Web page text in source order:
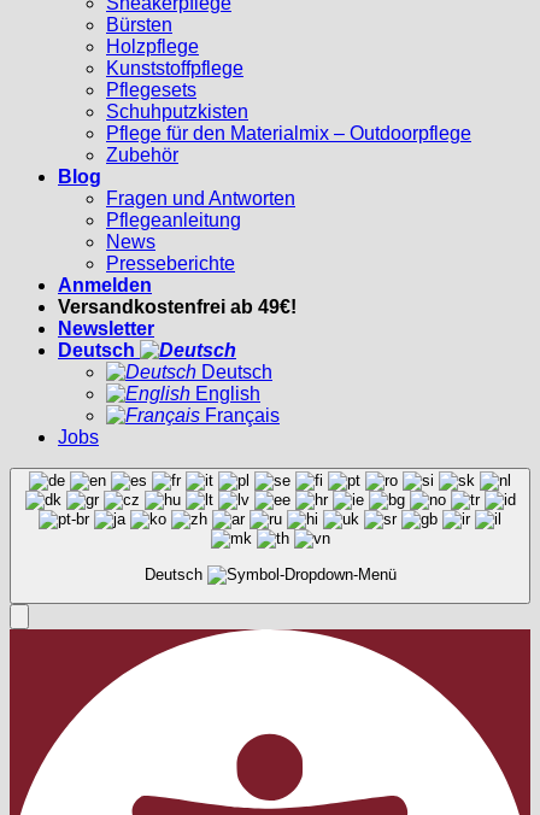
Bürsten
Holzpflege
Kunststoffpflege
Pflegesets
Schuhputzkisten
Pflege für den Materialmix – Outdoorpflege
Zubehör
Blog
Fragen und Antworten
Pflegeanleitung
News
Presseberichte
Anmelden
Versandkostenfrei ab 49€!
Newsletter
Deutsch
Deutsch
English
Français
Jobs
Deutsch